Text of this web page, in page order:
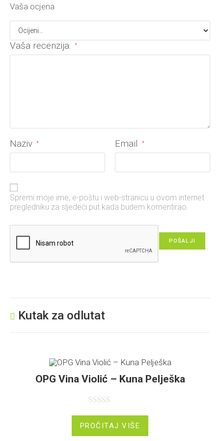
Vaša ocjena
Vaša recenzija: *
Naziv * Email *
Spremi moje ime, e-poštu i web-stranicu u ovom internet
pregledniku za sljedeći put kada budem komentirao.
Kutak za odlutat
OPG Vina Violić – Kuna Pelješka
c
j
PROČITAJ VIŠE